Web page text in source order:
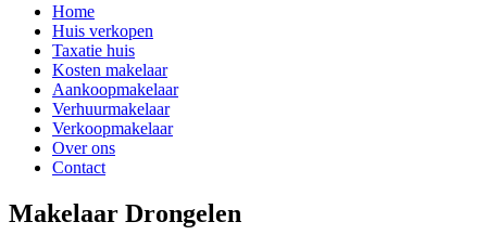
Home
Huis verkopen
Taxatie huis
Kosten makelaar
Aankoopmakelaar
Verhuurmakelaar
Verkoopmakelaar
Over ons
Contact
Makelaar Drongelen